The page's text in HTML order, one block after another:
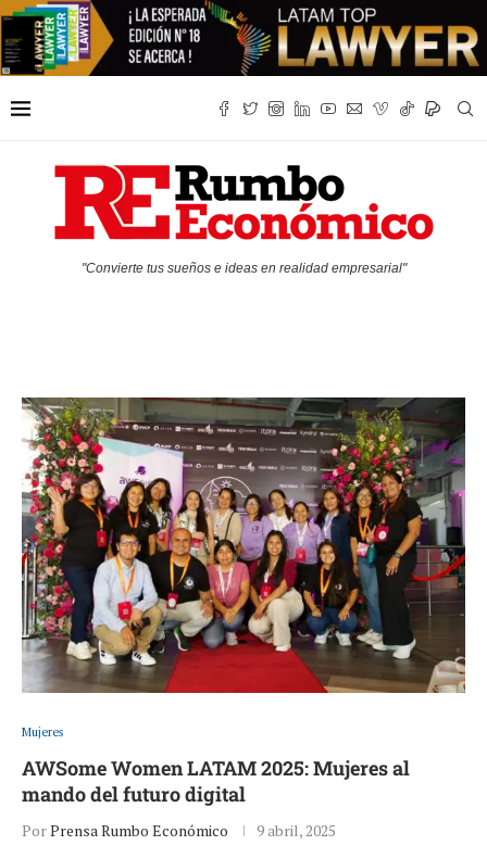
"Convierte tus sueños e ideas en realidad empresarial"
Mujeres
AWSome Women LATAM 2025: Mujeres al
mando del futuro digital
PorPrensa Rumbo Económico 9 abril, 2025